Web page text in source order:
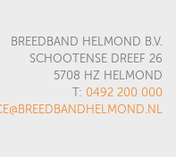
BREEDBAND HELMOND B.V.
SCHOOTENSE DREEF 26
5708 HZ HELMOND
T: 0492 200 000